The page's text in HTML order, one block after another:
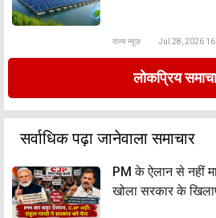
राज्य न्यूज़ Jul 28, 2026
लोकप्रिय
सर्वाधिक पढ़ा जानेवाला समाचार
PM के ऐलान से नहीं
खोला सरकार के